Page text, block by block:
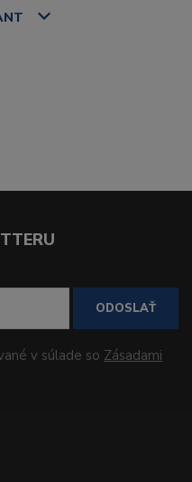
ODOSLAŤ
v súlade so Zásadami